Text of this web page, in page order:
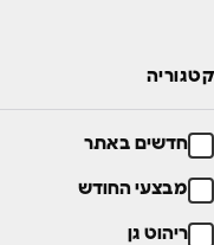
קטגוריה
חדשים באתר
מבצעי החודש
ריהוט גן